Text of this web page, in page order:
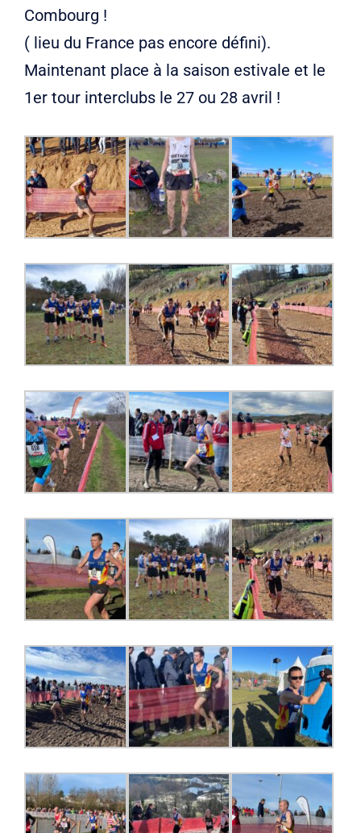
Combourg !
( lieu du France pas encore défini).
Maintenant place à la saison estivale et le
1er tour interclubs le 27 ou 28 avril !